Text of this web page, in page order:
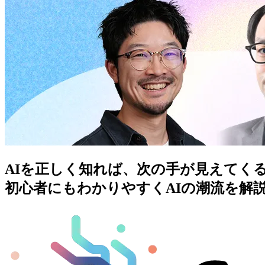
AIを正しく知れば、次の手が見えてく
初心者にもわかりやすくAIの潮流を解